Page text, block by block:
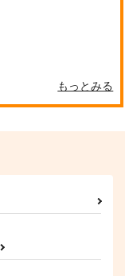
もっとみる